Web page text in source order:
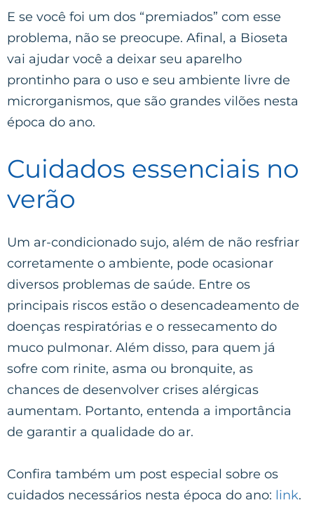
E se você foi um dos “premiados” com esse
problema, não se preocupe. Afinal, a Bioseta
vai ajudar você a deixar seu aparelho
prontinho para o uso e seu ambiente livre de
microrganismos, que são grandes vilões nesta
época do ano.
Cuidados essenciais no
verão
Um ar-condicionado sujo, além de não resfriar
corretamente o ambiente, pode ocasionar
diversos problemas de saúde. Entre os
principais riscos estão o desencadeamento de
doenças respiratórias e o ressecamento do
muco pulmonar. Além disso, para quem já
sofre com rinite, asma ou bronquite, as
chances de desenvolver crises alérgicas
aumentam. Portanto, entenda a importância
de garantir a qualidade do ar.
Confira também um post especial sobre os
cuidados necessários nesta época do ano: link.